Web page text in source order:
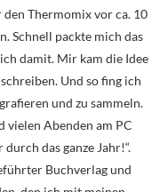
Thermomix vor ca. 10
Schnell packte mich das
damit. Mir kam die Idee
Und so fing ich
und zu sammeln.
vielen Abenden am PC
das ganze Jahr!“.
Buchverlag und